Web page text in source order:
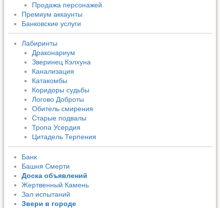
Продажа персонажей
Премиум аккаунты
Банковские услуги
Лабиринты
Драконариум
Зверинец Кэлхуна
Канализация
Катакомбы
Коридоры судьбы
Логово Доброты
Обитель смирения
Старые подвалы
Тропа Усердия
Цитадель Терпения
Банк
Башня Смерти
Доска объявлений
Жертвенный Камень
Зал испытаний
Звери в городе